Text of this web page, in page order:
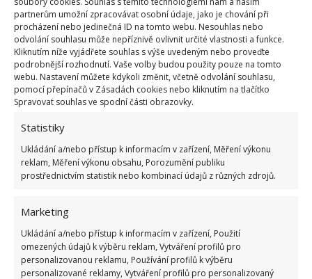
partnerům umožní zpracovávat osobní údaje, jako je chování při
procházení nebo jedinečná ID na tomto webu. Nesouhlas nebo
odvolání souhlasu může nepříznivě ovlivnit určité vlastnosti a funkce.
Kliknutím níže vyjádřete souhlas s výše uvedeným nebo proveďte
podrobnější rozhodnutí. Vaše volby budou použity pouze na tomto
webu. Nastavení můžete kdykoli změnit, včetně odvolání souhlasu,
pomocí přepínačů v Zásadách cookies nebo kliknutím na tlačítko
Spravovat souhlas ve spodní části obrazovky.
Statistiky
Ukládání a/nebo přístup k informacím v zařízení, Měření výkonu
reklam, Měření výkonu obsahu, Porozumění publiku
prostřednictvím statistik nebo kombinací údajů z různých zdrojů.
Marketing
Ukládání a/nebo přístup k informacím v zařízení, Použití
omezených údajů k výběru reklam, Vytváření profilů pro
personalizovanou reklamu, Používání profilů k výběru
personalizované reklamy, Vytváření profilů pro personalizovaný
Dokonce i obyčejné houby, které najdete v lese
zadarmo, vám mohou pomoci s hnojením. Nasekejte
je na drobné kousky a přihoďte k zemině. Poté stačí
směs lehce zalít a postup opakovat vždy po
desítkách dní. Takový způsob hnojení sice v interiéru
příliš nevoní, ale kdo má rád lesní atmosféru, bude
s tímto aroma spokojený.